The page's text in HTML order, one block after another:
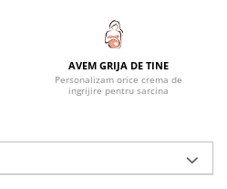
AVEM GRIJA DE TINE
Personalizam orice crema de
ingrijire pentru sarcina